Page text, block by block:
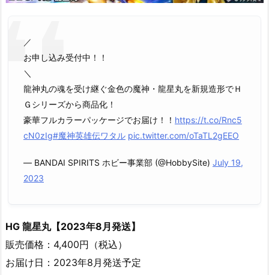
／
お申し込み受付中！！
＼
龍神丸の魂を受け継ぐ金色の魔神・龍星丸を新規造形でＨ
Ｇシリーズから商品化！
豪華フルカラーパッケージでお届け！！ https://t.co/Rnc5
cN0zIg#魔神英雄伝ワタル pic.twitter.com/oTaTL2gEEO
— BANDAI SPIRITS ホビー事業部 (@HobbySite) July 19,
2023
HG 龍星丸【2023年8月発送】
販売価格：4,400円（税込）
お届け日：2023年8月発送予定